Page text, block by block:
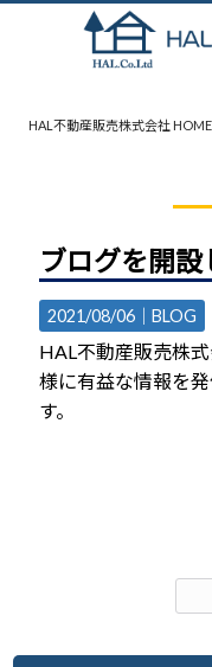
HAL不動産販売株式会社 HOME
ブログを開設
2021/08/06｜BLOG
HAL不動産販売株
様に有益な情報を
す。